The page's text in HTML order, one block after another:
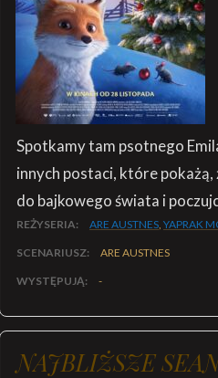
Spotkamy tam psotnego
innych postaci, które
do bajkowego świata i
REŻYSERIA: ARE AUSTNES, YAPRAK
SCENARIUSZ: ARE AUSTNES
WYSTĘPUJĄ: -
NAJBLIŻSZE